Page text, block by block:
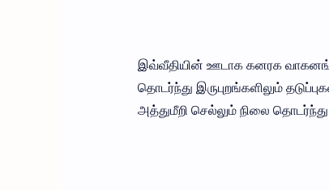
இவ்வீதியின் ஊடாக கனரக
தொடர்ந்து இருபுறங்களிலும்
அத்துமீறி செல்லும் நிலை தொடர்ந்து